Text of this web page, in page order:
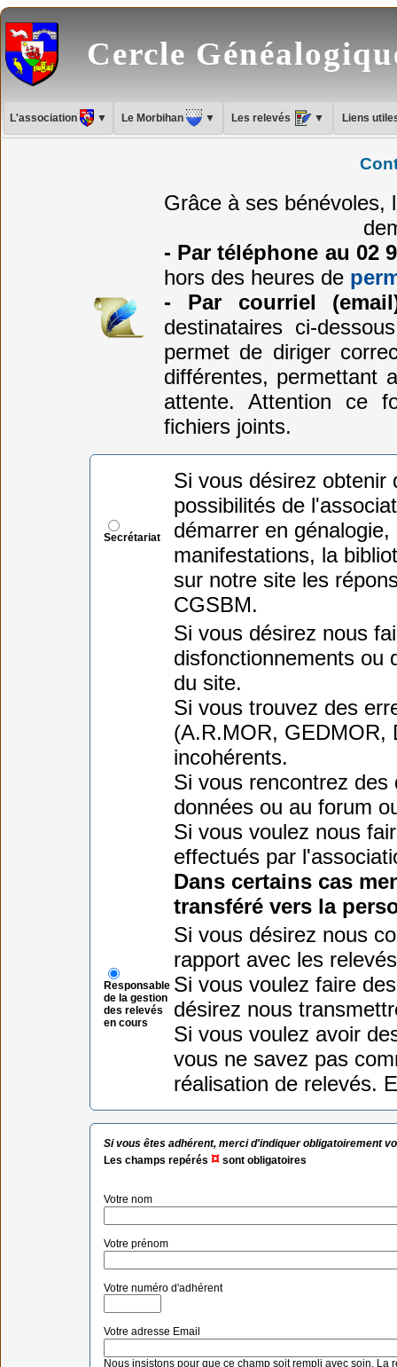
Cercle
L'association ▼ Le Morbihan ▼ Les relevés ▼ Liens
Grâce à ses bénévoles,
- Par téléphone au 02
hors des heures de
- Par courriel
destinataires ci-
permet de diriger
différentes, permettant
attente. Attention ce
fichiers joints.
Secrétariat
Si vous désirez obtenir
possibilités de
démarrer en génalogie,
manifestations, la
sur notre site les
CGSBM.
Si vous désirez nous
disfonctionnements ou
du site.
Si vous trouvez des
(A.R.MOR, GEDMOR,
incohérents.
Si vous rencontrez
données ou au forum
Si vous voulez nous
effectués par
Dans certains cas
transféré vers la
Responsable
de la gestion
des relevés
en cours
Si vous désirez nous
rapport avec les
Si vous voulez faire
désirez nous
Si vous voulez avoir
vous ne savez pas
réalisation de relevés.
Si vous êtes adhérent, merci d'indiquer obligatoirement
Les champs repérés ¤ sont obligatoires
Votre nom
Votre prénom
Votre numéro d'adhérent
Votre adresse Email
Nous insistons pour que ce champ soit rempli avec soin.